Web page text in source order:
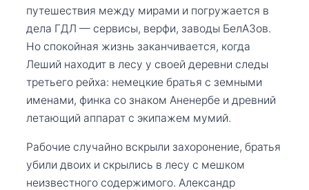
путешествия между мирами и погружается в
дела ГДЛ — сервисы, верфи, заводы БелАЗов.
Но спокойная жизнь заканчивается, когда
Леший находит в лесу у своей деревни следы
третьего рейха: немецкие братья с земными
именами, финка со знаком Аненербе и древний
летающий аппарат с экипажем мумий.
Рабочие случайно вскрыли захоронение, братья
убили двоих и скрылись в лесу с мешком
неизвестного содержимого. Александр